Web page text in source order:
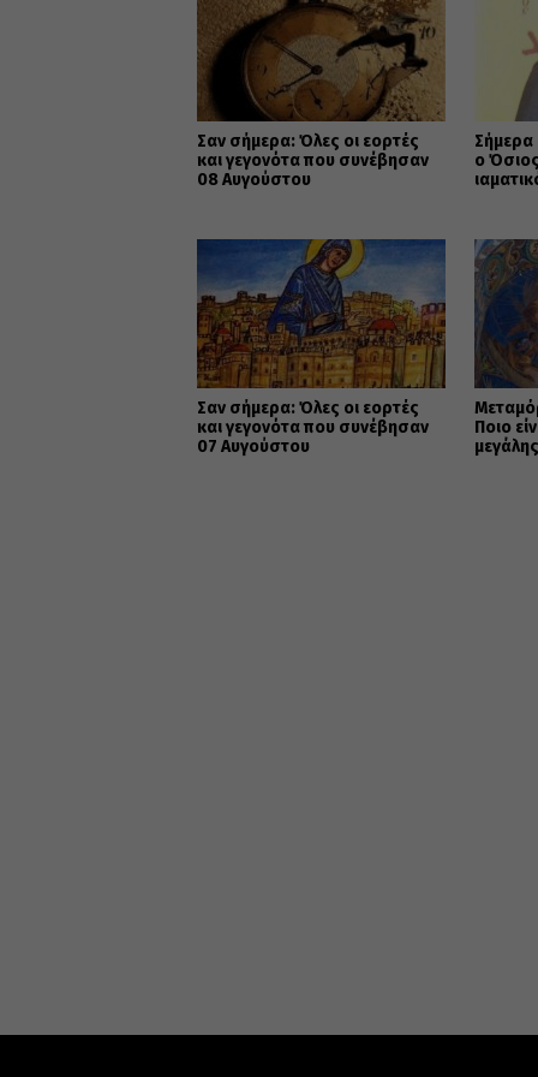
Σαν σήμερα: Όλες οι εορτές
και γεγονότα που συνέβησαν
08 Αυγούστου
Σήμερα
ο
Σαν σήμερα: Όλες οι εορτές
και γεγονότα που συνέβησαν
07 Αυγούστου
Ποιο